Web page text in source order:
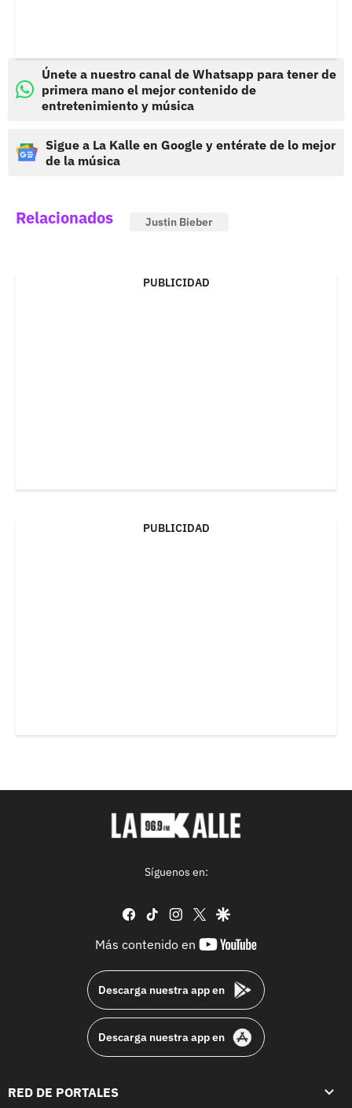
Únete a nuestro canal de Whatsapp para tener de
primera mano el mejor contenido de
entretenimiento y música
Sigue a La Kalle en Google y entérate de lo mejor
de la música
Relacionados Justin Bieber
PUBLICIDAD
PUBLICIDAD
Síguenos en:
facebook
tiktok instagram
twittergoogle
Más contenido en
youtube-
Descarga nuestra app en
Descarga nuestra app en
RED DE PORTALES